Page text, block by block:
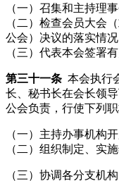
（一）召集和主持理
（二）检查会员大会
公会）决议的落实情况
（三）代表本会签署
第三十一条 本会执行
长、秘书长在会长领
公会负责，行使下列职
（一）主持办事机构
（二）组织制定、实
（三）协调各分支机